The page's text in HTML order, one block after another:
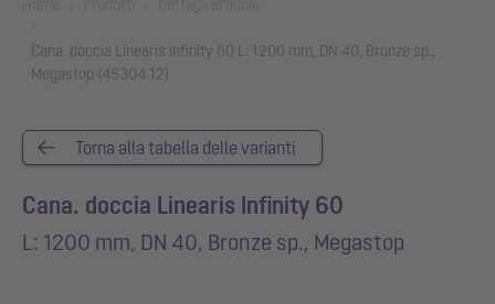
Cana. doccia Linearis Infinity 60 L: 1200 mm, DN 40, Bronze sp.,
Megastop (45304.12)
Torna alla tabella delle varianti
Cana. doccia Linearis Infinity 60
L: 1200 mm, DN 40, Bronze sp., Megastop